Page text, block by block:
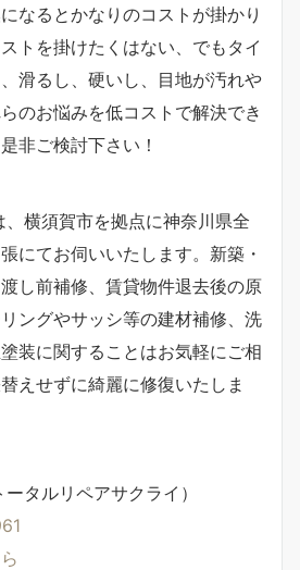
なるとかなりのコストが掛かり
トを掛けたくはない、でもタイ
滑るし、硬いし、目地が汚れや
のお悩みを低コストで解決でき
非ご検討下さい！
、横須賀市を拠点に神奈川県全
にてお伺いいたします。新築・
し前補修、賃貸物件退去後の原
ングやサッシ等の建材補修、洗
装に関することはお気軽にご相
えせずに綺麗に修復いたしま
ータルリペアサクライ）